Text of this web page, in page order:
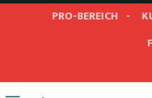
PRO-BEREICH